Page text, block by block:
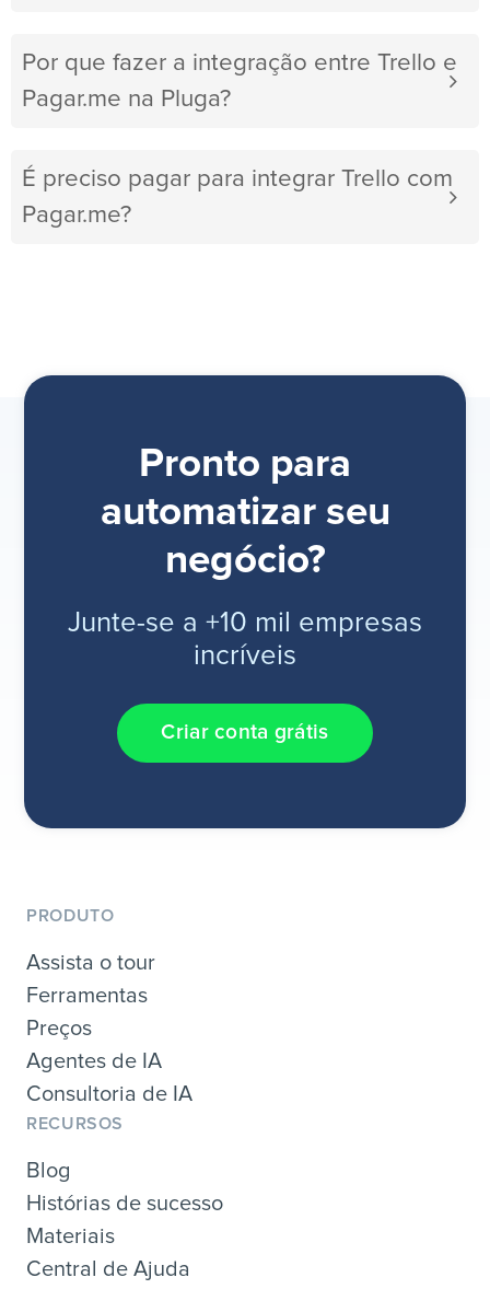
Por que fazer a integração entre Trello e
Pagar.me na Pluga?
É preciso pagar para integrar Trello com
Pagar.me?
Pronto para
automatizar seu
negócio?
Junte-se a +10 mil empresas
incríveis
Criar conta grátis
PRODUTO
Assista o tour
Ferramentas
Preços
Agentes de IA
Consultoria de IA
RECURSOS
Blog
Histórias de sucesso
Materiais
Central de Ajuda